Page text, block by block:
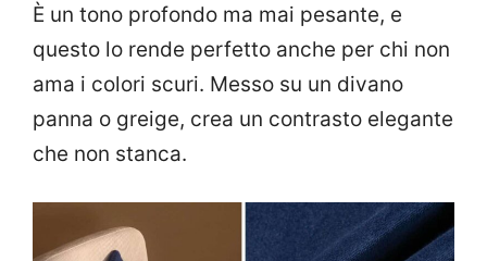
È un tono profondo ma mai pesante, e
questo lo rende perfetto anche per chi non
ama i colori scuri. Messo su un divano
panna o greige, crea un contrasto elegante
che non stanca.